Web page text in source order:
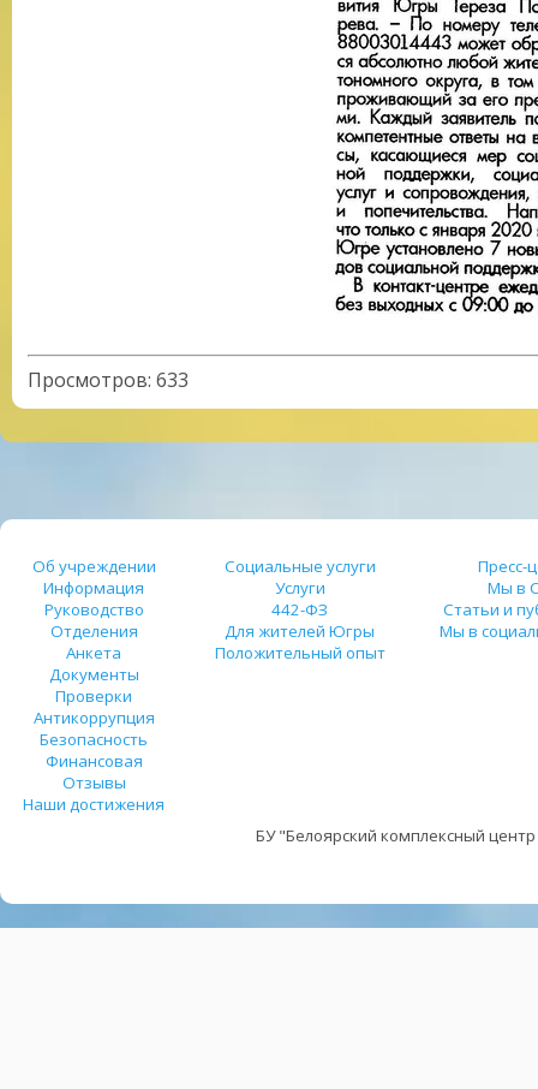
Просмотров: 633
Об учреждении
Информация
Руководство
Отделения
Анкета
Документы
Проверки
Антикоррупция
Безопасность
Финансовая
Отзывы
Наши достижения
Социальные услуги
Услуги
442-ФЗ
Для жителей Югры
Положительный опыт
Пресс-
Мы в
Статьи и
Мы в
БУ "Белоярский комплексный